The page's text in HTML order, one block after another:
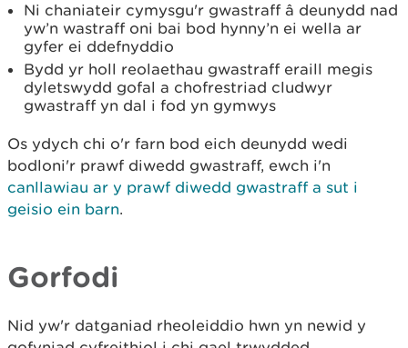
Ni chaniateir cymysgu'r gwastraff â deunydd nad
yw’n wastraff oni bai bod hynny’n ei wella ar
gyfer ei ddefnyddio
Bydd yr holl reolaethau gwastraff eraill megis
dyletswydd gofal a chofrestriad cludwyr
gwastraff yn dal i fod yn gymwys
Os ydych chi o'r farn bod eich deunydd wedi
bodloni'r prawf diwedd gwastraff, ewch i'n
canllawiau ar y prawf diwedd gwastraff a sut i
geisio ein barn.
Gorfodi
Nid yw'r datganiad rheoleiddio hwn yn newid y